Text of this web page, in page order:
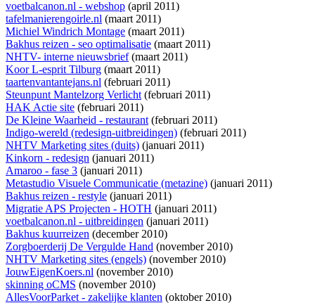
voetbalcanon.nl - webshop (april 2011)
tafelmanierengoirle.nl (maart 2011)
Michiel Windrich Montage (maart 2011)
Bakhus reizen - seo optimalisatie (maart 2011)
NHTV- interne nieuwsbrief(maart 2011)
Koor L-esprit Tilburg (maart 2011)
taartenvantantejans.nl (februari 2011)
Steunpunt Mantelzorg Verlicht(februari 2011)
HAK Actie site (februari 2011)
De Kleine Waarheid - restaurant(februari 2011)
Indigo-wereld (redesign-uitbreidingen) (februari 2011)
NHTV Marketing sites (duits) (januari 2011)
Kinkorn - redesign (januari 2011)
Amaroo - fase 3 (januari 2011)
Metastudio Visuele Communicatie (metazine) (januari 2011)
Bakhus reizen - restyle (januari 2011)
Migratie APS Projecten - HOTH (januari 2011)
voetbalcanon.nl - uitbreidingen (januari 2011)
Bakhus kuurreizen (december 2010)
Zorgboerderij De Vergulde Hand (november 2010)
NHTV Marketing sites (engels) (november 2010)
JouwEigenKoers.nl (november 2010)
skinning oCMS (november 2010)
AllesVoorParket - zakelijke klanten (oktober 2010)